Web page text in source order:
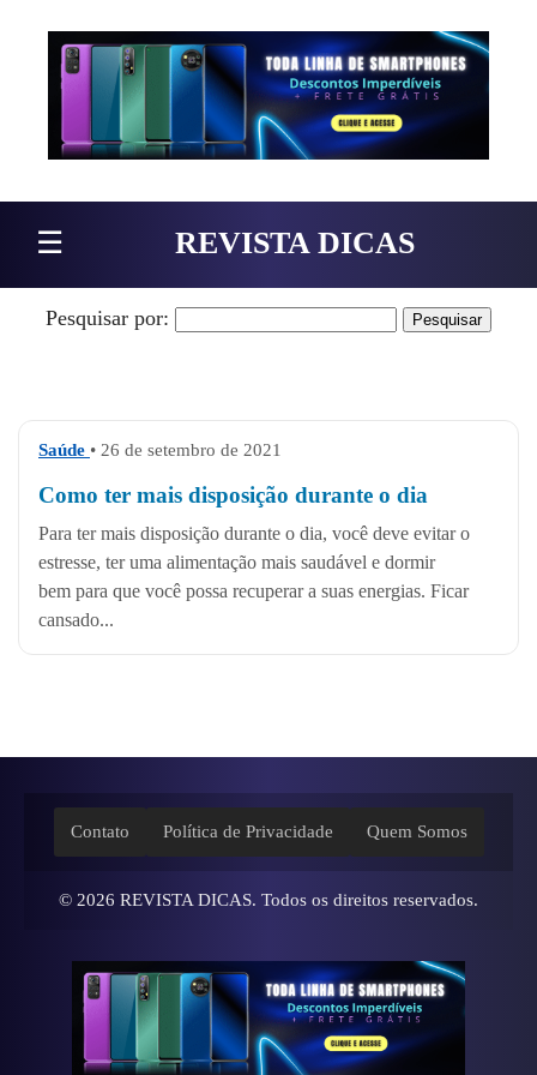
Pular para o conteúdo
☰ REVISTA DICAS
Pesquisar por:
Saúde • 26 de setembro de 2021
Como ter mais disposição durante o dia
Para ter mais disposição durante o dia, você deve evitar o
estresse, ter uma alimentação mais saudável e dormir
bem para que você possa recuperar a suas energias. Ficar
cansado...
Contato Política de Privacidade Quem Somos
© 2026 REVISTA DICAS. Todos os direitos reservados.